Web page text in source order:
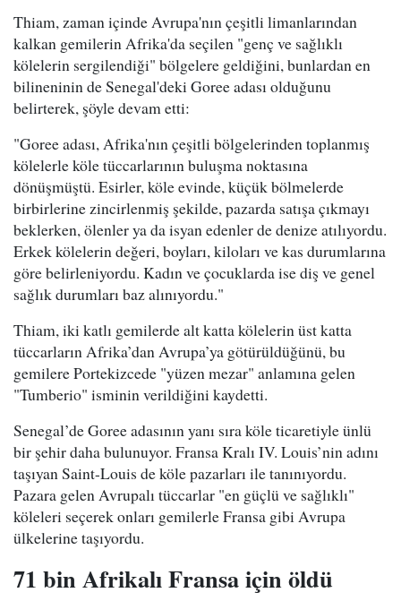
Thiam, zaman içinde Avrupa'nın çeşitli limanlarından
kalkan gemilerin Afrika'da seçilen "genç ve sağlıklı
kölelerin sergilendiği" bölgelere geldiğini, bunlardan en
bilineninin de Senegal'deki Goree adası olduğunu
belirterek, şöyle devam etti:
"Goree adası, Afrika'nın çeşitli bölgelerinden toplanmış
kölelerle köle tüccarlarının buluşma noktasına
dönüşmüştü. Esirler, köle evinde, küçük bölmelerde
birbirlerine zincirlenmiş şekilde, pazarda satışa çıkmayı
beklerken, ölenler ya da isyan edenler de denize atılıyordu.
Erkek kölelerin değeri, boyları, kiloları ve kas durumlarına
göre belirleniyordu. Kadın ve çocuklarda ise diş ve genel
sağlık durumları baz alınıyordu."
Thiam, iki katlı gemilerde alt katta kölelerin üst katta
tüccarların Afrika’dan Avrupa’ya götürüldüğünü, bu
gemilere Portekizcede "yüzen mezar" anlamına gelen
"Tumberio" isminin verildiğini kaydetti.
Senegal’de Goree adasının yanı sıra köle ticaretiyle ünlü
bir şehir daha bulunuyor. Fransa Kralı IV. Louis’nin adını
taşıyan Saint-Louis de köle pazarları ile tanınıyordu.
Pazara gelen Avrupalı tüccarlar "en güçlü ve sağlıklı"
köleleri seçerek onları gemilerle Fransa gibi Avrupa
ülkelerine taşıyordu.
71 bin Afrikalı Fransa için öldü